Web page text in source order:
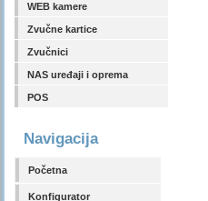
WEB kamere
Zvučne kartice
Zvučnici
NAS uređaji i oprema
POS
Navigacija
Početna
Konfigurator